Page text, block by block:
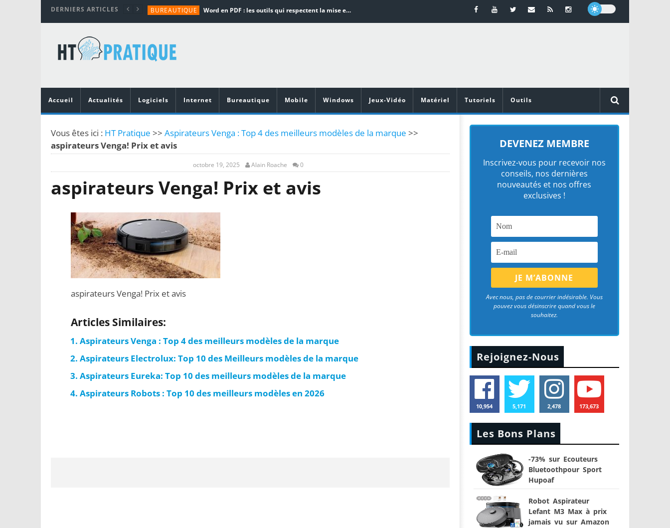
DERNIERS ARTICLES BUREAUTIQUE Word en PDF : les outils qui respectent la mise en page
TUTORIALS
MATÉRIEL
Vidéoprojecteurs Asus : Top 6 des meilleurs modèles de la marque
Accueil
Actualités Logiciels Internet Bureautique Mobile Windows Jeux-Vidéo Matériel Tutoriels Outils
Vous êtes ici : HT Pratique >> Aspirateurs Venga : Top 4 des meilleurs modèles de la marque >>
aspirateurs Venga! Prix et avis
octobre 19, 2025 Alain Roache 0
aspirateurs Venga! Prix et avis
aspirateurs Venga! Prix et avis
Articles Similaires:
Aspirateurs Venga : Top 4 des meilleurs modèles de la marque
Aspirateurs Electrolux: Top 10 des Meilleurs modèles de la marque
Aspirateurs Eureka: Top 10 des meilleurs modèles de la marque
Aspirateurs Robots : Top 10 des meilleurs modèles en 2026
DEVENEZ MEMBRE
Inscrivez-vous pour recevoir nos
conseils, nos dernières
nouveautés et nos offres
exclusives !
Avec nous, pas de courrier indésirable. Vous
pouvez vous désinscrire quand vous le
souhaitez.
Rejoignez-Nous
10,954 5,171 2,478 173,673
Les Bons Plans
-73% sur Ecouteurs
Bluetoothpour Sport
Hupoaf
Robot Aspirateur
Lefant M3 Max à prix
jamais vu sur Amazon